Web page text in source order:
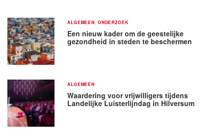
ALGEMEEN ONDERZOEK
Een nieuw kader om de geestelijke
gezondheid in steden te beschermen
ALGEMEEN
Waardering voor vrijwilligers tijdens
Landelijke Luisterlijndag in Hilversum